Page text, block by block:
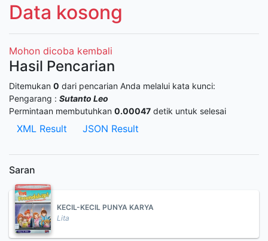
Data kosong
Mohon dicoba kembali
Hasil Pencarian
Ditemukan 0 dari pencarian Anda melalui kata kunci:
Pengarang : Sutanto Leo
Permintaan membutuhkan 0.00047 detik untuk selesai
XML Result JSON Result
Saran
KECIL-KECIL PUNYA KARYA
Lita